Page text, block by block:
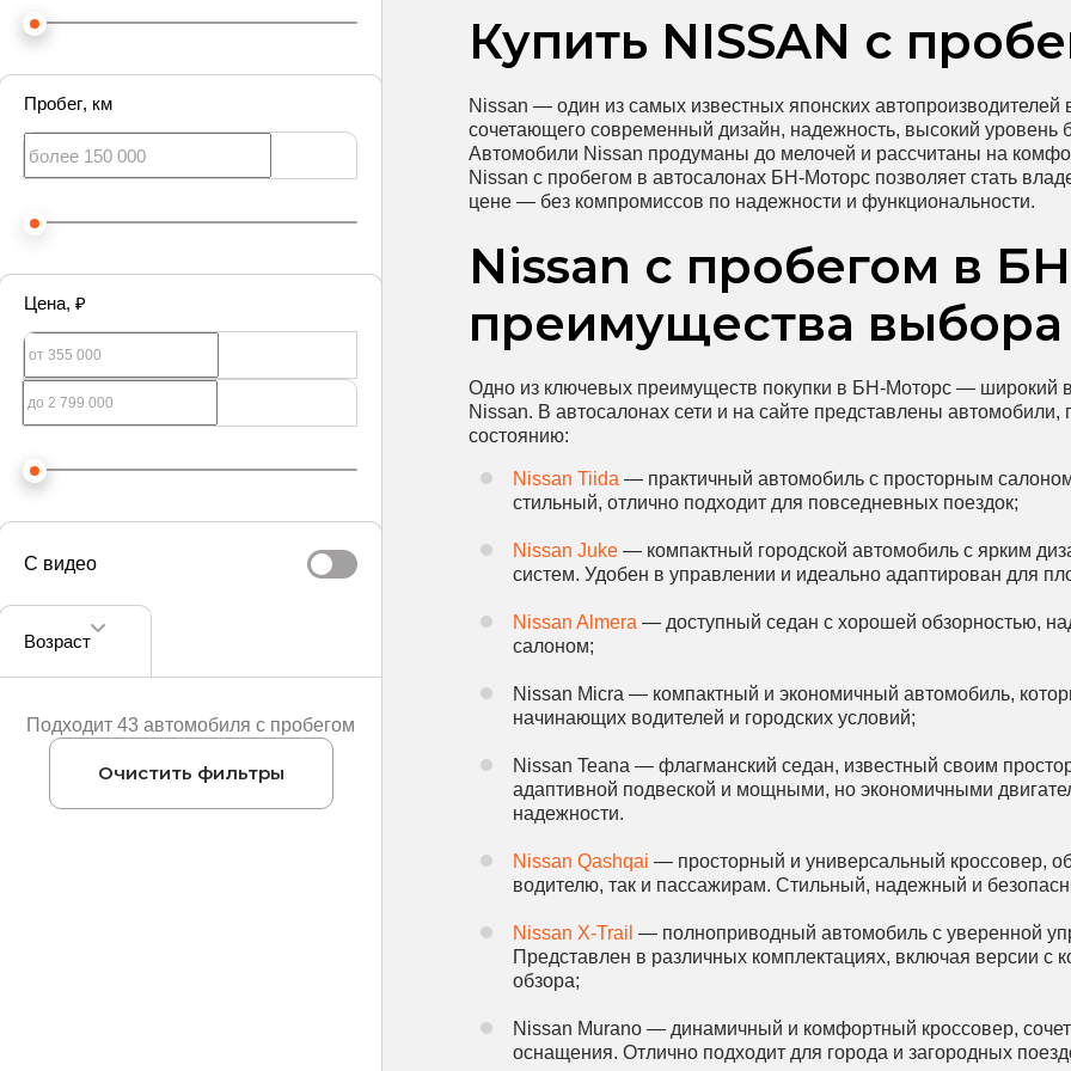
Пробег, км
Цена, ₽
С видео
Возраст
Подходит 43 автомобиля с пробегом
Очистить фильтры
Купить NISSAN с
Nissan — один из самых известных японских
сочетающего современный дизайн, надежность, высокий уровень
Автомобили Nissan продуманы до мелочей и рассчитаны на
Nissan с пробегом в автосалонах БН-Моторс позволяет стать
цене — без компромиссов по надежности и функциональности.
Nissan с пробегом в
преимущества выбора
Одно из ключевых преимуществ покупки в БН-Моторс — широкий
Nissan. В автосалонах сети и на сайте представлены
состоянию:
Nissan Tiida — практичный автомобиль с просторным
стильный, отлично подходит для повседневных поездок;
Nissan Juke — компактный городской автомобиль с ярким
систем. Удобен в управлении и идеально адаптирован для
Nissan Almera — доступный седан с хорошей обзорностью,
салоном;
Nissan Micra — компактный и экономичный автомобиль,
начинающих водителей и городских условий;
Nissan Teana — флагманский седан, известный своим
адаптивной подвеской и мощными, но экономичными
надежности.
Nissan Qashqai — просторный и универсальный кроссовер,
водителю, так и пассажирам. Стильный, надежный и
Nissan X-Trail — полноприводный автомобиль с уверенной
Представлен в различных комплектациях, включая версии
обзора;
Nissan Murano — динамичный и комфортный кроссовер,
оснащения. Отлично подходит для города и загородных